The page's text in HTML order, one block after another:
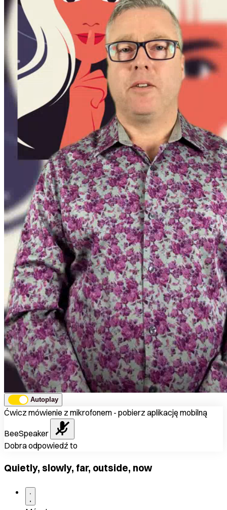
Autoplay
Ćwicz mówienie z mikrofonem - pobierz aplikację mobilną
BeeSpeaker
Dobra odpowiedź to
Quietly, slowly, far, outside, now